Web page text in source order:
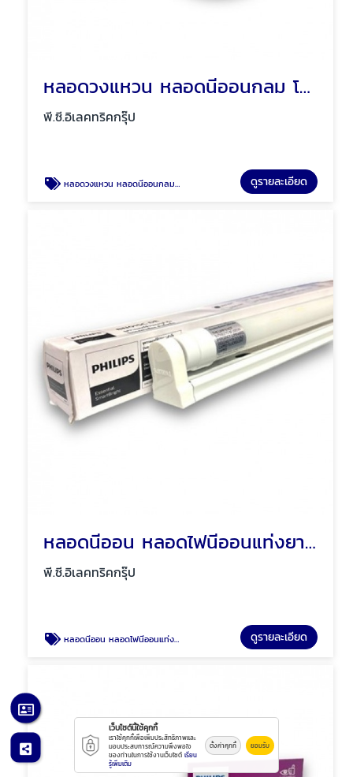
หลอดวงแหวน หลอดนีออนกลม โคมซาลาเปา โคมซาลาเปาลายเพชร พัทยา ชลบุรี
พี.ซี.อิเลคทริคกรุ๊ป
หลอดวงแหวน หลอดนีออนกลม โคมซาลาเปา โคมซาลาเปาลายเพชร ดูรายละเอียด
หลอดนีออน หลอดไฟนีออนแท่งยาว สั้น พัทยา ชลบุรี
พี.ซี.อิเลคทริคกรุ๊ป
หลอดนีออน หลอดไฟนีออนแท่งยาว สั้น พัทยา ชลบุรี ดูรายละเอียด
เว็บไซต์นี้ใช้คุกกี้
เราใช้คุกกี้เพื่อเพิ่มประสิทธิภาพและ
มอบประสบการณ์ความพึงพอใจ
ของท่านในการใช้งานเว็บไซต์ เรียน
รู้เพิ่มเติม
ตั้งค่าคุกกี้ ยอมรับ